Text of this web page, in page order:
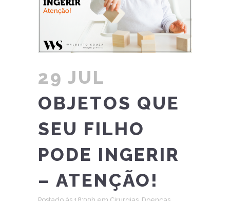
29 JUL
OBJETOS QUE
SEU FILHO
PODE INGERIR
– ATENÇÃO!